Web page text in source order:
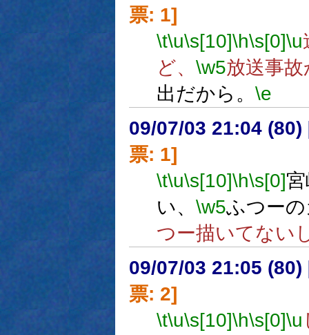
票: 1]
\t\u\s[10]\h\s[0]\u
ど、 \w5放送事
出だから。 \e
09/07/03 21:04 (80)
票: 1]
\t\u\s[10]\h\s[0]
い、 \w5ふつー
つー描いてない
09/07/03 21:05 (80)
票: 2]
\t\u\s[10]\h\s[0]\u